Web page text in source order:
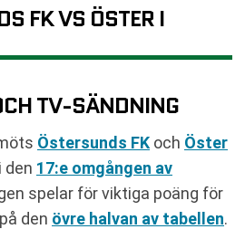
ÖSTERSUNDS FK
ÖSTER
ÖSTERSUNDS FK
ÖSTER
FK VS ÖSTER I
TV-SÄNDNING
Östersunds FK och Öster
den 17:e omgången av
spelar för viktiga poäng för
den övre halvan av tabellen.